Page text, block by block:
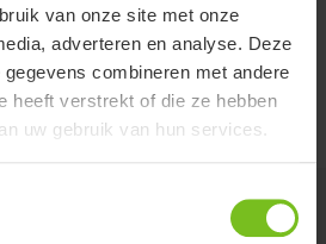
van onze site met onze
adverteren en analyse. Deze
combineren met andere
heeft verstrekt of die ze hebben
uw gebruik van hun services.
R82 Heron